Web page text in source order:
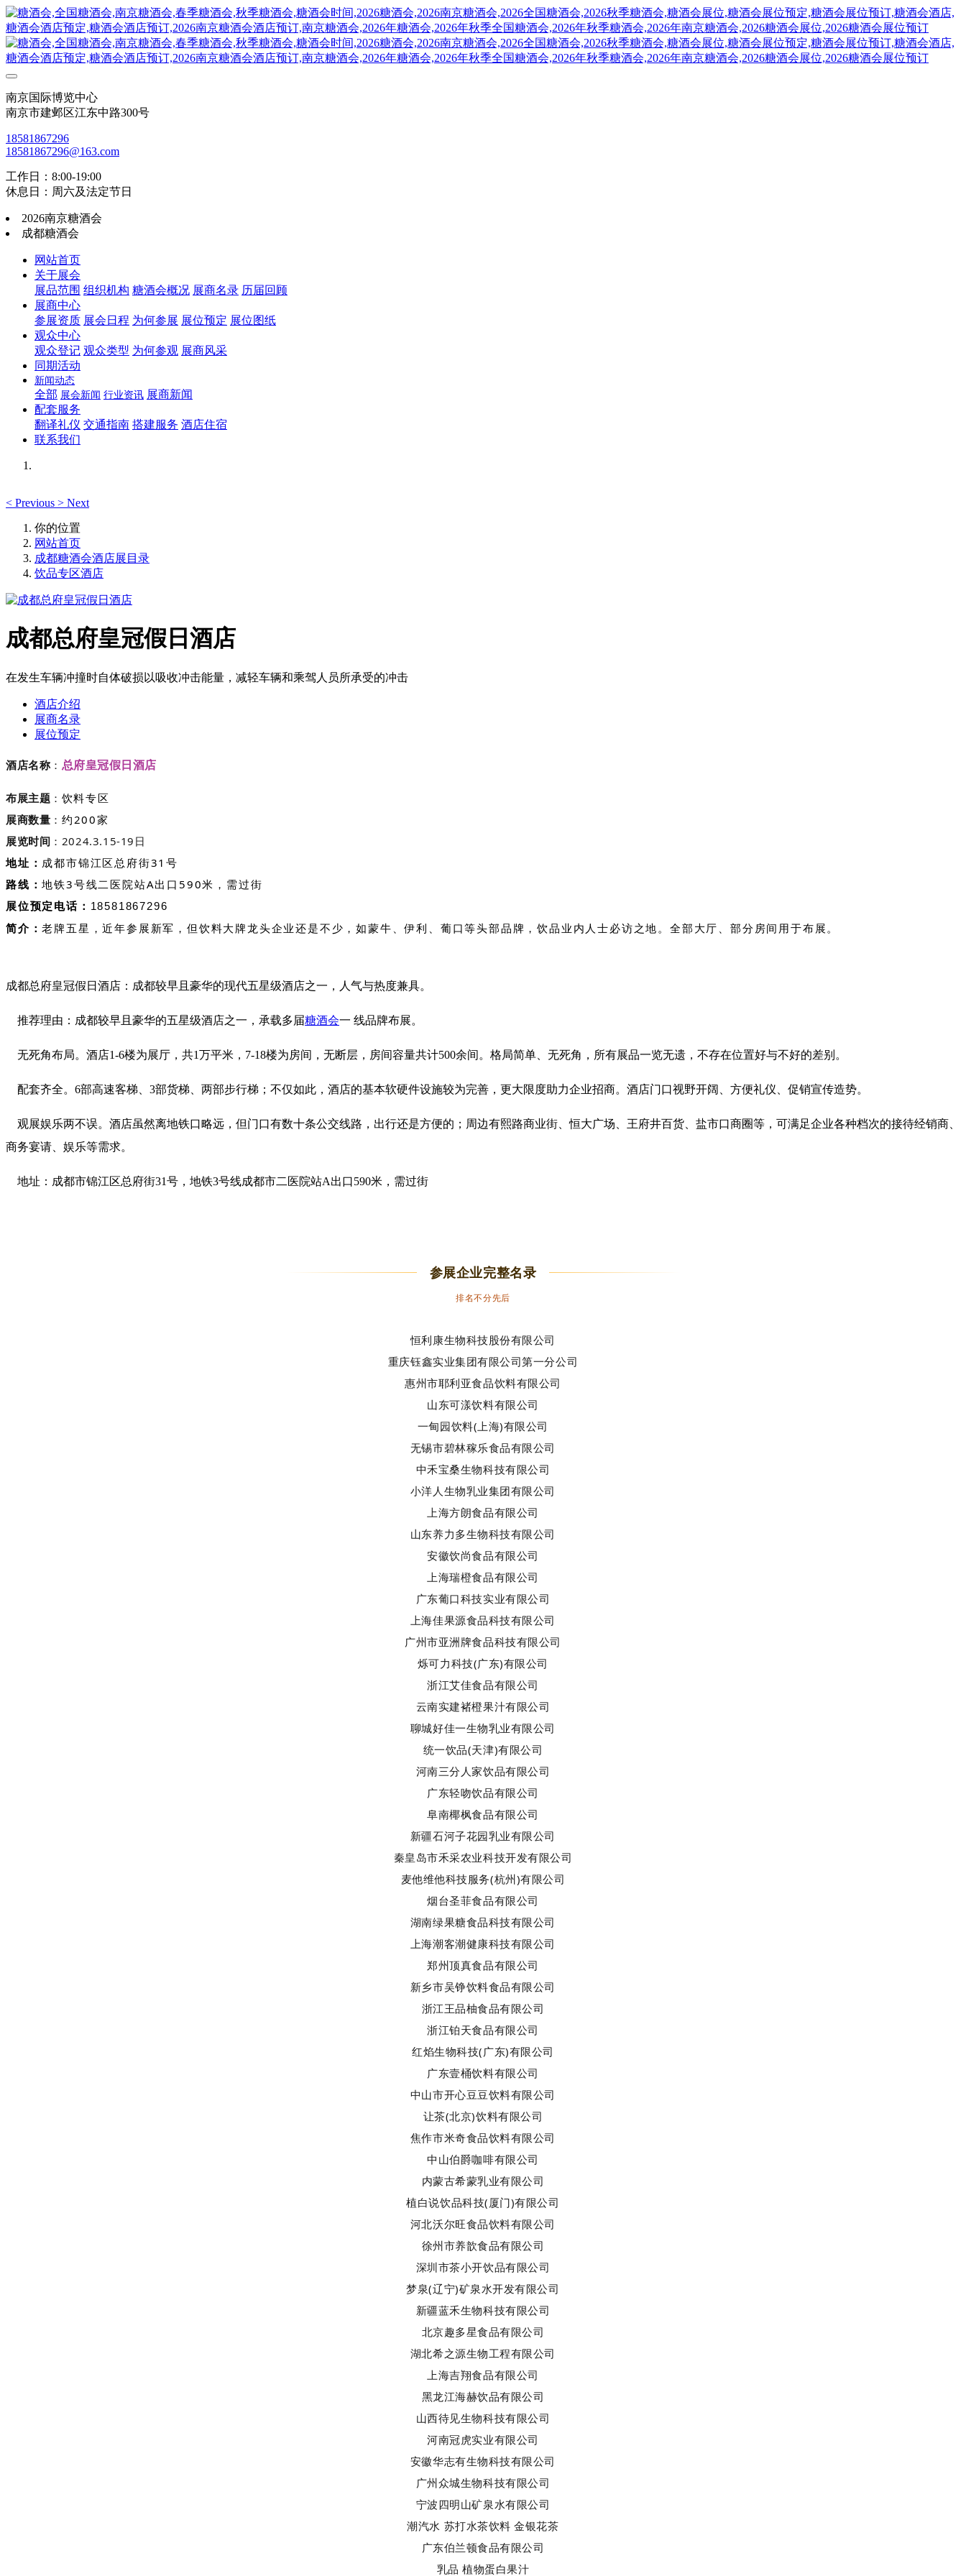
南京国际博览中心
南京市建邺区江东中路300号
18581867296
18581867296@163.com
工作日：8:00-19:00
休息日：周六及法定节日
2026南京糖酒会
成都糖酒会
网站首页
关于展会
展品范围 组织机构 糖酒会概况 展商名录 历届回顾
展商中心
参展资质 展会日程 为何参展 展位预定 展位图纸
观众中心
观众登记 观众类型 为何参观 展商风采
同期活动
新闻动态
全部 展会新闻 行业资讯 展商新闻
配套服务
翻译礼仪 交通指南 搭建服务 酒店住宿
联系我们
< Previous > Next
你的位置
网站首页
成都糖酒会酒店展目录
饮品专区酒店
成都总府皇冠假日酒店
在发生车辆冲撞时自体破损以吸收冲击能量，减轻车辆和乘驾人员所承受的冲击
酒店介绍
展商名录
展位预定
酒店名称： 总府皇冠假日酒店
布展主题 ： 饮料专区
展商数量 ： 约200家
展览时间 ：2024.3.15-19日
地址： 成都市锦江区总府街31号
路线：地铁3号线二医院站A出口590米，需过街
展位预定电话： 18581867296
简介：老牌五星，近年参展新军 ，但饮料大牌龙头企业还是不少 ，如蒙牛、伊利、葡口等头部品牌，饮品业内人士必访之地 。全部大厅、部分房间用于布展。
成都总府皇冠假日酒店：成都较早且豪华的现代五星级酒店之一，人气与热度兼具。
推荐理由：成都较早且豪华的五星级酒店之一，承载多届糖酒会一 线品牌布展。
无死角布局。酒店1-6楼为展厅，共1万平米，7-18楼为房间，无断层，房间容量共计500余间。格局简单、无死角，所有展品一览无遗，不存在位置好与不好的差别。
配套齐全。6部高速客梯、3部货梯、两部步行梯；不仅如此，酒店的基本软硬件设施较为完善，更大限度助力企业招商。酒店门口视野开阔、方便礼仪、促销宣传造势。
观展娱乐两不误。酒店虽然离地铁口略远，但门口有数十条公交线路，出行还是方便的；周边有熙路商业街、恒大广场、王府井百货、盐市口商圈等，可满足企业各种档次的接待经销商、
商务宴请、娱乐等需求。
地址：成都市锦江区总府街31号，地铁3号线成都市二医院站A出口590米，需过街
参展企业完整名录
排名不分先后
恒利康生物科技股份有限公司
重庆钰鑫实业集团有限公司第一分公司
惠州市耶利亚食品饮料有限公司
山东可漾饮料有限公司
一甸园饮料(上海)有限公司
无锡市碧林稼乐食品有限公司
中禾宝桑生物科技有限公司
小洋人生物乳业集团有限公司
上海方朗食品有限公司
山东养力多生物科技有限公司
安徽饮尚食品有限公司
上海瑞橙食品有限公司
广东葡口科技实业有限公司
上海佳果源食品科技有限公司
广州市亚洲牌食品科技有限公司
烁可力科技(广东)有限公司
浙江艾佳食品有限公司
云南实建褚橙果汁有限公司
聊城好佳一生物乳业有限公司
统一饮品(天津)有限公司
河南三分人家饮品有限公司
广东轻吻饮品有限公司
阜南椰枫食品有限公司
新疆石河子花园乳业有限公司
秦皇岛市禾采农业科技开发有限公司
麦他维他科技服务(杭州)有限公司
烟台圣菲食品有限公司
湖南绿果糖食品科技有限公司
上海潮客潮健康科技有限公司
郑州顶真食品有限公司
新乡市吴铮饮料食品有限公司
浙江王品柚食品有限公司
浙江铂天食品有限公司
红焰生物科技(广东)有限公司
广东壹桶饮料有限公司
中山市开心豆豆饮料有限公司
让茶(北京)饮料有限公司
焦作市米奇食品饮料有限公司
中山伯爵咖啡有限公司
内蒙古希蒙乳业有限公司
植白说饮品科技(厦门)有限公司
河北沃尔旺食品饮料有限公司
徐州市养歆食品有限公司
深圳市茶小开饮品有限公司
梦泉(辽宁)矿泉水开发有限公司
新疆蓝禾生物科技有限公司
北京趣多星食品有限公司
湖北希之源生物工程有限公司
上海吉翔食品有限公司
黑龙江海赫饮品有限公司
山西待见生物科技有限公司
河南冠虎实业有限公司
安徽华志有生物科技有限公司
广州众城生物科技有限公司
宁波四明山矿泉水有限公司
潮汽水 苏打水茶饮料 金银花茶
广东伯兰顿食品有限公司
乳品 植物蛋白果汁